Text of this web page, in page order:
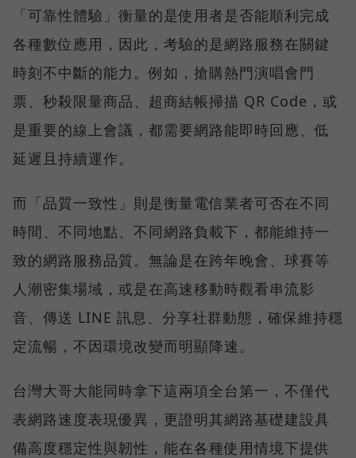
「可靠性體驗」衡量的是使用者是否能順利完成
各種數位應用，因此，考驗的是網路服務在關鍵
時刻不中斷的能力。例如，搶購熱門演唱會門
票、秒殺限量商品、超商結帳掃描 QR Code，或
是重要的線上會議，都需要網路能即時回應、低
延遲且持續運作。
而「品質一致性」則是衡量電信業者可否在不同
時間、不同地點、不同網路負載下，都能維持一
致的網路服務品質。無論是在跨年晚會、球賽等
人潮密集場域，或是在高速移動時觀看串流影
音、傳送 LINE 訊息、分享社群動態，確保維持穩
定流暢，不因環境改變而明顯降速。
台灣大哥大能同時拿下這兩項全台第一，不僅代
表網路速度表現優異，更證明其網路基礎建設具
備高度穩定性與韌性，能在各種使用情境下提供